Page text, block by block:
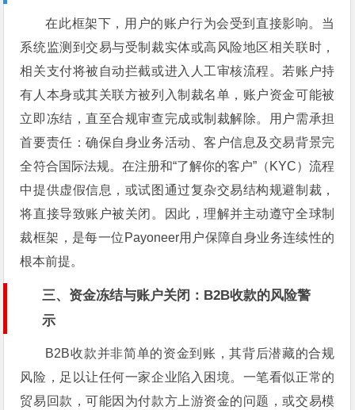
在此框架下，用户的账户行为会受到直接影响。当
系统监测到交易与受制裁实体或高风险地区相关联时，
相关支付将被自动拦截或进入人工审核流程。若账户持
有人本身或其关联方被列入制裁名单，账户资金可能被
立即冻结，直至合规审查完成或制裁解除。用户需承担
首要责任：确保自身业务活动、客户信息及交易背景完
全符合国际法规。在注册和“了解你的客户”（KYC）流程
中提供虚假信息，或试图通过复杂交易结构规避制裁，
将直接导致账户被关闭。因此，理解并主动遵守全球制
裁框架，是每一位Payoneer用户保障自身业务连续性的
根本前提。
三、资金冻结与账户关闭：B2B收款的风险警
示
B2B收款并非简单的资金到账，其背后潜藏的合规
风险，足以让任何一家企业陷入困境。一笔看似正常的
贸易回款，可能因为付款方上游资金的问题，或交易模